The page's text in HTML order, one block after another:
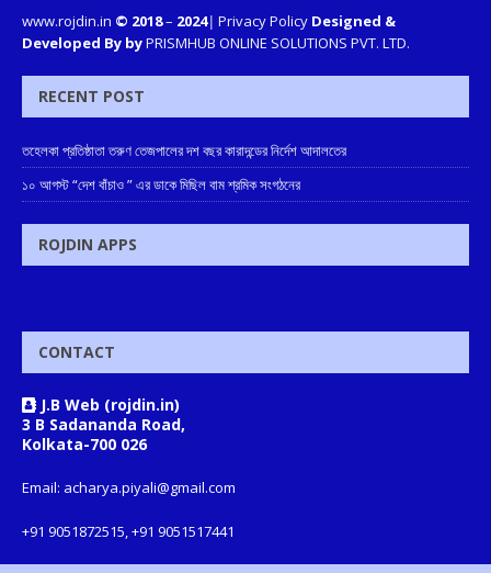
www.rojdin.in © 2018– 2024| Privacy Policy Designed &
Developed By byPRISMHUB ONLINE SOLUTIONS PVT. LTD.
RECENT POST
তহেলকা প্রতিষ্ঠাতা তরুণ তেজপালের দশ বছর কারাদন্ডের নির্দেশ আদালতের
১০ আগস্ট “দেশ বাঁচাও ” এর ডাকে মিছিল বাম শ্রমিক সংগঠনের
ROJDIN APPS
CONTACT
J.B Web (rojdin.in)
3 B Sadananda Road,
Kolkata-700 026
Email: acharya.piyali@gmail.com
+91 9051872515, +91 9051517441